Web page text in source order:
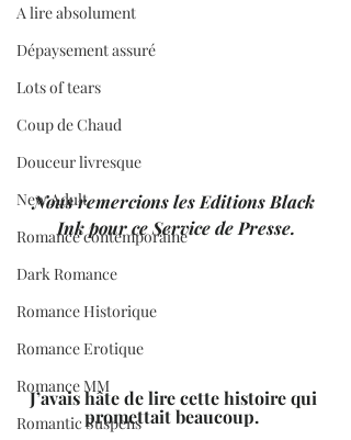
A lire absolument
Dépaysement assuré
Lots of tears
Coup de Chaud
Douceur livresque
New Adult
Romance contemporaine
Dark Romance
Romance Historique
Romance Erotique
Romance MM
Romantic Suspens
Nous remercions les Editions Black
Ink pour ce Service de Presse.
J’avais hâte de lire cette histoire qui
promettait beaucoup.